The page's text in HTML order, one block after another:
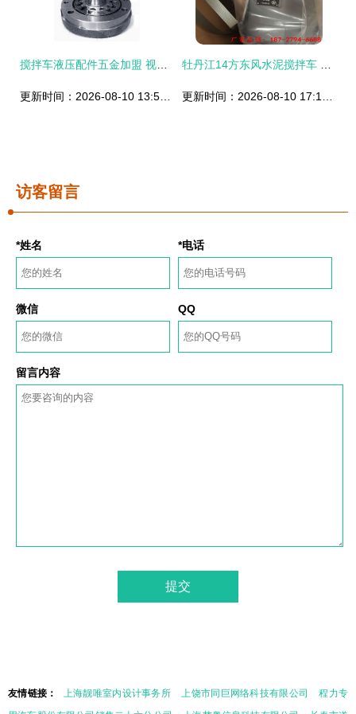
访客留言
*姓名 *电话
微信 QQ
留言内容
友情链接： 上海靓唯室内设计事务所 上饶市同巨网络科技有限公司
程力专